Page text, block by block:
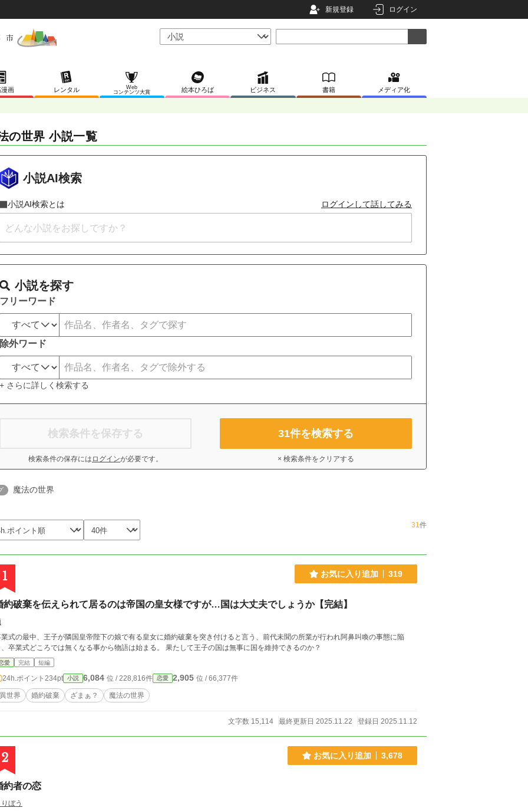
新規登録 ログイン
画 レンタル
Web
コンテンツ大賞
絵本ひろば ビジネス 書籍 メディア化
の世界 小説一覧
小説AI検索
小説AI検索とは ログインして話してみる
小説を探す
フリーワード
除外ワード
+ さらに詳しく検索する
検索条件を保存する
検索条件の保存には ログインが必要です。
31件を検索する
× 検索条件をクリアする
魔法の世界
31件
1 お気に入り追加 319
約破棄を伝えられて居るのは帝国の皇女様ですが…国は大丈夫でしょうか【完結】
式の最中、王子が隣国皇帝陛下の娘で有る皇女に婚約破棄を突き付けると言う、前代未聞の所業が行われ阿鼻叫喚の事態に陥
卒業式どころでは無くなる事から物語は始まる。 果たして王子の国は無事に国を維持できるのか？
愛 完結 短編
24h.ポイント 234pt 小説 6,084 位 / 228,816件 恋愛 2,905 位 / 66,377件
異世界 婚約破棄 ざまぁ？ 魔法の世界
文字数 15,114 最終更新日 2025.11.22 登録日 2025.11.12
2 お気に入り追加 3,678
約者の恋
ぼう